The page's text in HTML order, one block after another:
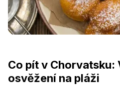
Co pít v Chorvatsku:
osvěžení na pláži